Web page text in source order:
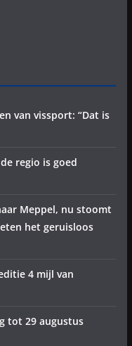
van vissport: “Dat is
regio is goed
Meppel, nu stoomt
het geruisloos
4 mijl van
tot 29 augustus